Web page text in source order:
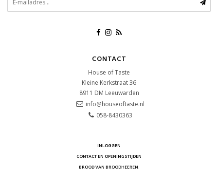
CONTACT
House of Taste
Kleine Kerkstraat 36
8911 DM Leeuwarden
info@houseoftaste.nl
058-8430363
INLOGGEN
CONTACT EN OPENINGSTIJDEN
BROOD VAN BROODHEEREN.